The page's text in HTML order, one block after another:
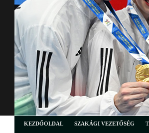
KEZDŐOLDAL SZAKÁGI VEZETŐSÉG